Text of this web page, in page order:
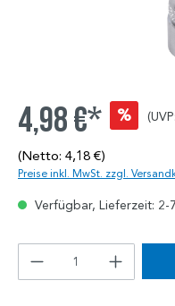
4,98 €* % (UVP:
(Netto: 4,18 €)
Preise inkl. MwSt. zzgl.
Verfügbar, Lieferzeit: 2-